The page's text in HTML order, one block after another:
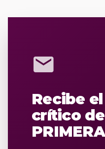
mail
Recibe
crítico de